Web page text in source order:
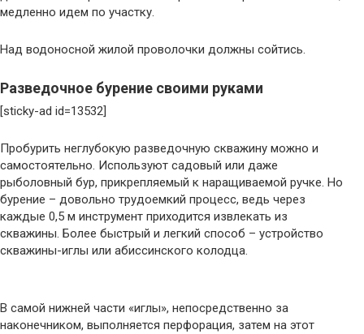
медленно идем по участку.
Над водоносной жилой проволочки должны сойтись.
Разведочное бурение своими руками
[sticky-ad id=13532]
Пробурить неглубокую разведочную скважину можно и
самостоятельно. Используют садовый или даже
рыболовный бур, прикрепляемый к наращиваемой ручке. Но
бурение – довольно трудоемкий процесс, ведь через
каждые 0,5 м инструмент приходится извлекать из
скважины. Более быстрый и легкий способ – устройство
скважины-иглы или абиссинского колодца.
В самой нижней части «иглы», непосредственно за
наконечником, выполняется перфорация, затем на этот